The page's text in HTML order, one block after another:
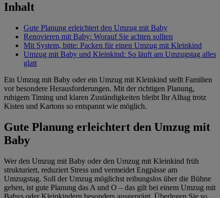
Inhalt
Gute Planung erleichtert den Umzug mit Baby
Renovieren mit Baby: Worauf Sie achten sollten
Mit System, bitte: Packen für einen Umzug mit Kleinkind
Umzug mit Baby und Kleinkind: So läuft am Umzugstag alles
glatt
Ein Umzug mit Baby oder ein Umzug mit Kleinkind stellt Familien
vor besondere Herausforderungen. Mit der richtigen Planung,
ruhigem Timing und klaren Zuständigkeiten bleibt Ihr Alltag trotz
Kisten und Kartons so entspannt wie möglich.
Gute Planung erleichtert den Umzug mit
Baby
Wer den Umzug mit Baby oder den Umzug mit Kleinkind früh
strukturiert, reduziert Stress und vermeidet Engpässe am
Umzugstag. Soll der Umzug möglichst reibungslos über die Bühne
gehen, ist gute Planung das A und O – das gilt bei einem Umzug mit
Babys oder Kleinkindern besonders ausgeprägt. Überlegen Sie so